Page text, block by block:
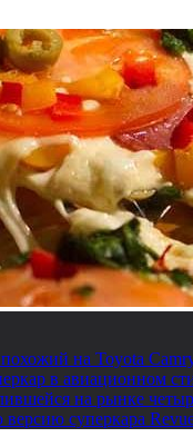
на Toyota
в авиационном
на рынке
суперкара